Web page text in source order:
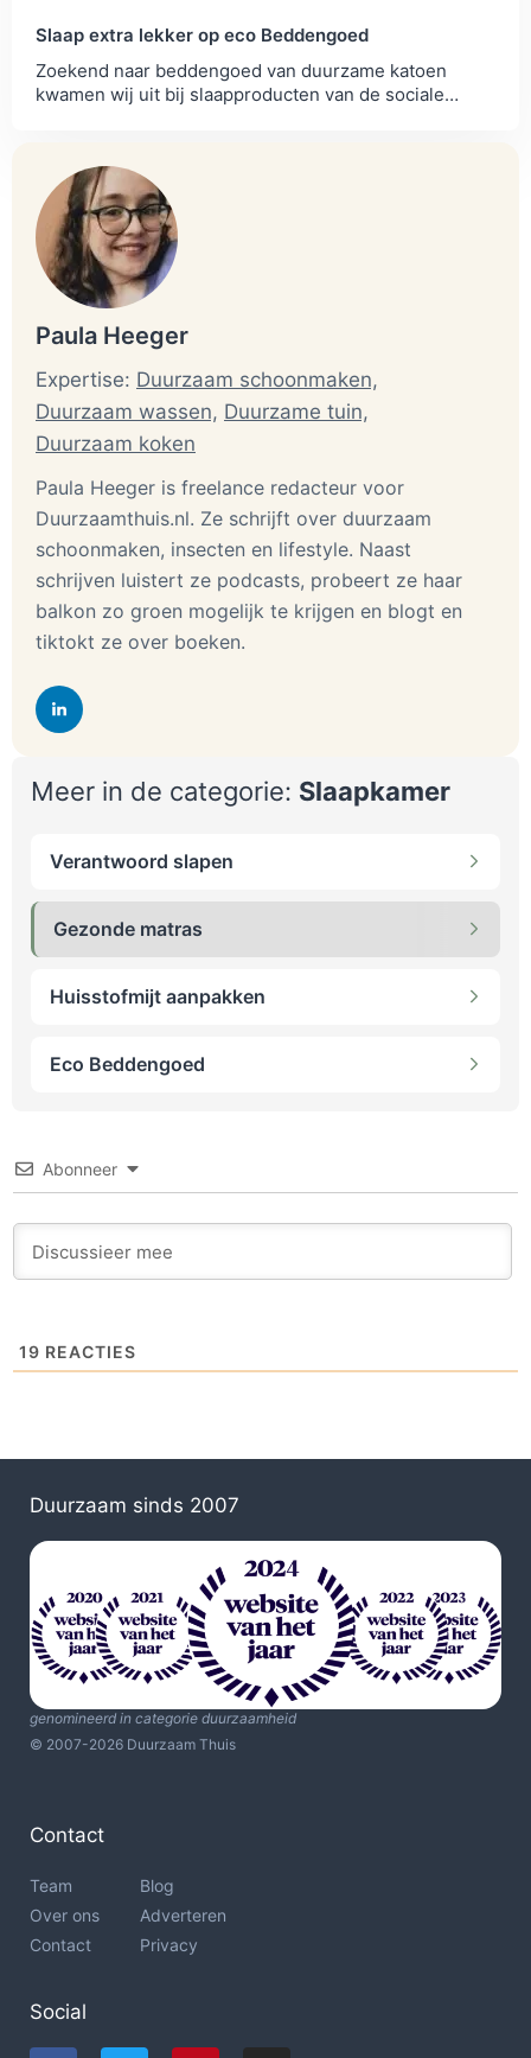
Slaap extra lekker op eco Beddengoed
Zoekend naar beddengoed van duurzame katoen
kwamen wij uit bij slaapproducten van de sociale
Paula Heeger
Expertise: Duurzaam schoonmaken,
Duurzaam wassen, Duurzame tuin,
Duurzaam koken
Paula Heeger is freelance redacteur voor
Duurzaamthuis.nl. Ze schrijft over duurzaam
schoonmaken, insecten en lifestyle. Naast
schrijven luistert ze podcasts, probeert ze haar
balkon zo groen mogelijk te krijgen en blogt en
tiktokt ze over boeken.
Meer in de categorie: Slaapkamer
Verantwoord slapen
Gezonde matras
Huisstofmijt aanpakken
Eco Beddengoed
Abonneer
19 REACTIES
Duurzaam sinds 2007
genomineerd in categorie duurzaamheid
© 2007-2026 Duurzaam Thuis
Contact
Team
Over ons
Contact
Blog
Adverteren
Privacy
Social